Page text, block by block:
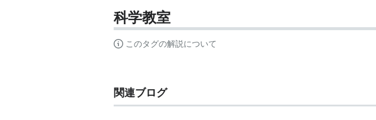
科学教室
このタグの解説について
関連ブログ